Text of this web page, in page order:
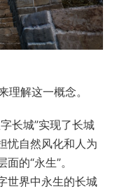
解这一概念。
长城”实现了长城
忧自然风化和人为
的“永生”。
世界中永生的长城